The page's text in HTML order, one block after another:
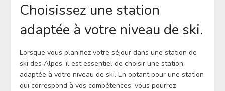
Choisissez une station
adaptée à votre niveau de ski.
Lorsque vous planifiez votre séjour dans une station de
ski des Alpes, il est essentiel de choisir une station
adaptée à votre niveau de ski. En optant pour une station
qui correspond à vos compétences, vous pourrez